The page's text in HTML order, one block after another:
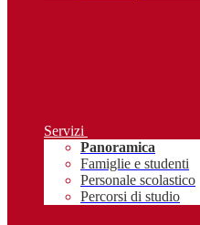
Servizi
Panoramica
Famiglie e studenti
Personale scolastico
Percorsi di studio